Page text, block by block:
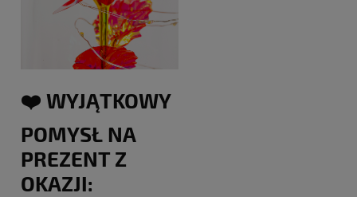
❤️ WYJĄTKOWY
POMYSŁ NA
PREZENT Z
OKAZJI: